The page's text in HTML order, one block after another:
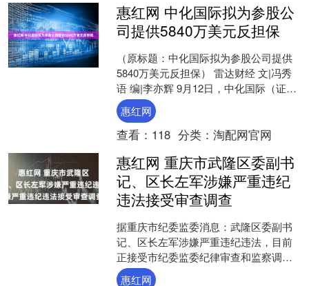
惠红网 中化国际拟为参股公
司提供5840万美元反担保
（原标题：中化国际拟为参股公司提供
5840万美元反担保） 雷达财经 文|冯秀
语 编|李亦辉 9月12日，中化国际（证券
代码：600500）发布公告称，将为其参
股....
惠红网
查看： 118 分类： 淘配网官网
惠红网 重庆市武隆区委副书
记、区长左军涉嫌严重违纪
违法接受审查调查
据重庆市纪委监委消息：武隆区委副书
记、区长左军涉嫌严重违纪违法，目前
正接受市纪委监委纪律审查和监察调
查。 举报 相关阅读 少林寺住持释永信涉
惠红网